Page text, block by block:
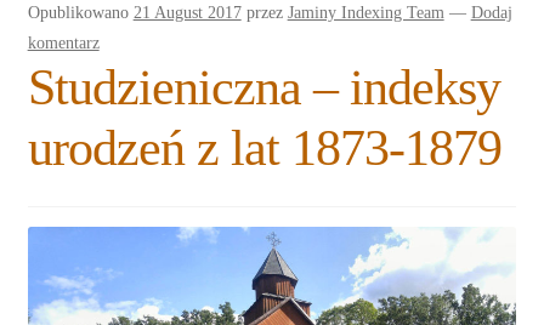
Blogs
Expand
menu
Plan na lata 2020-2021
About us
Expand
Association
menu
Publications
Expand
child
Opublikowano 21 August 2017 przez Jaminy Indexing Team — Dodaj
komentarz
Studzieniczna – indeksy
urodzeń z lat 1873-1879